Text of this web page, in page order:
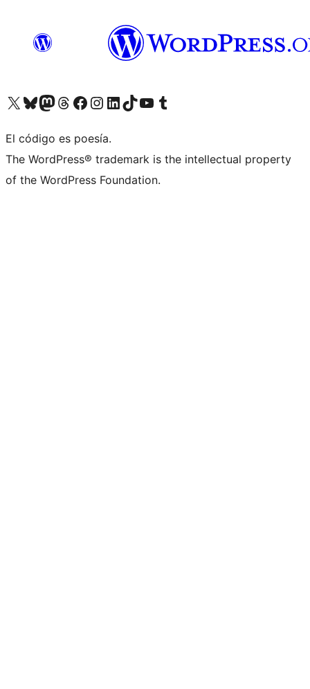
Visita nuestra cuenta de X (anteriormente Twitter)
Visita nuestra cuenta de Bluesky
Visita nuestra cuenta de Mastodon
Visita nuestra cuenta de Threads
Visita nuestra página de Facebook
Visita nuestra cuenta de Instagram
Visita nuestra cuenta de LinkedIn
Visita nuestra cuenta de TikTok
Visita nuestro canal de YouTube
Visita nuestra cuenta de Tumblr
El código es poesía.
The WordPress® trademark is the intellectual property
of the WordPress Foundation.